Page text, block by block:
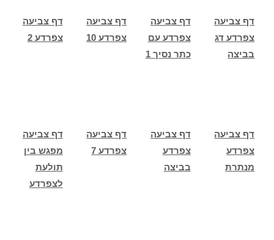
דף צביעה
צפרדע 2
דף צביעה
צפרדע 10
דף צביעה
צפרדע עם
כתר נסיך 1
דף צביעה
צפרדע דג
בביצה
דף צביעה
מפגש בין
תולעת
לצפרדע
דף צביעה
צפרדע 7
דף צביעה
צפרדע
בביצה
דף צביעה
צפרדע
מנתרת